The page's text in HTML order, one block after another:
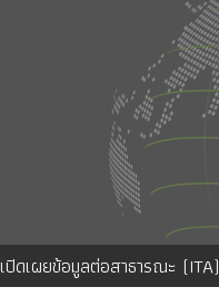
เปิดเผยข้อมูลต่อสาธารณะ (ITA)